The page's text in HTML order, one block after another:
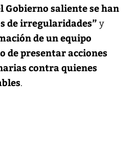
Gobierno saliente se han
de irregularidades” y
de un equipo
de presentar acciones
contra quienes
.